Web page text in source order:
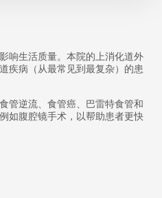
响生活质量。本院的上消化道外
疾病（从最常见到最复杂）的患
管逆流、食管癌、巴雷特食管和
如腹腔镜手术，以帮助患者更快